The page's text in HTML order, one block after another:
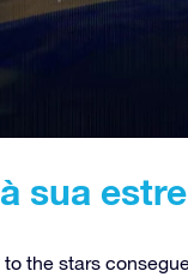
sua
to the stars